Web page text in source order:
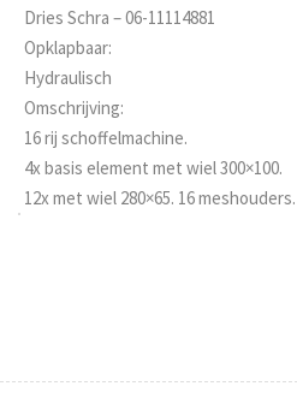
Dries Schra – 06-11114881
Opklapbaar:
Hydraulisch
Omschrijving:
16 rij schoffelmachine.
4x basis element met wiel 300×100.
12x met wiel 280×65. 16 meshouders.